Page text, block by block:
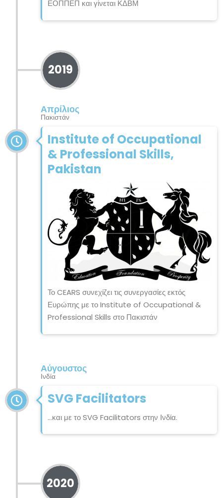
ΕΟΠΠΕΠ και γίνεται ΚΔΒΜ
2019
Απρίλιος
Πακιστάν
Institute of Occupational
& Professional Skills,
Pakistan
Το CEARS συνεχίζει τις συνεργασίες εκτός
Ευρώπης με το Institute of Occupational &
Professional Skills στο Πακιστάν
Αύγουστος
Ινδία
SVG Facilitators
...και με το SVG Facilitators στην Ινδία.
2020